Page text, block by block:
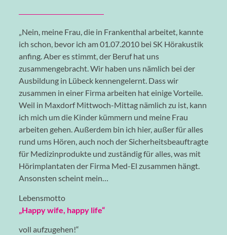
„Nein, meine Frau, die in Frankenthal arbeitet, kannte
ich schon, bevor ich am 01.07.2010 bei SK Hörakustik
anfing. Aber es stimmt, der Beruf hat uns
zusammengebracht. Wir haben uns nämlich bei der
Ausbildung in Lübeck kennengelernt. Dass wir
zusammen in einer Firma arbeiten hat einige Vorteile.
Weil in Maxdorf Mittwoch-Mittag nämlich zu ist, kann
ich mich um die Kinder kümmern und meine Frau
arbeiten gehen. Außerdem bin ich hier, außer für alles
rund ums Hören, auch noch der Sicherheitsbeauftragte
für Medizinprodukte und zuständig für alles, was mit
Hörimplantaten der Firma Med-El zusammen hängt.
Ansonsten scheint mein…
Lebensmotto
„Happy wife, happy life“
voll aufzugehen!“